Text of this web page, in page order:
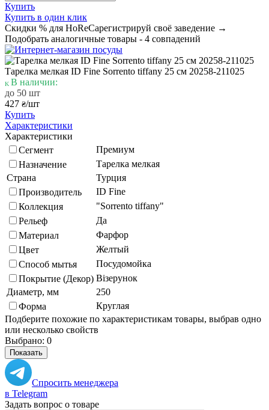
Купить
Купить в один клик
Скидки % для HoReCaрегистрируй своё заведение →
Подобрать аналогичные товары - 4 совпадений
Тарелка мелкая ID Fine Sorrento tiffany 25 см 20258-211025
В наличии:
до 50 шт
427 ₴/шт
Купить
Характеристики
Характеристики
Сегмент
Премиум
Назначение
Тарелка мелкая
Страна
Турция
Производитель
ID Fine
Коллекция
"Sorrento tiffany"
Рельеф
Да
Материал
Фарфор
Цвет
Желтый
Способ мытья
Посудомойка
Покрытие (Декор) Візерунок
Диаметр, мм
250
Форма
Круглая
Подберите похожие по характеристикам товары, выбрав одно
или несколько свойств
Выбрано: 0
Показать
Спросить менеджера
в Telegram
Задать вопрос о товаре